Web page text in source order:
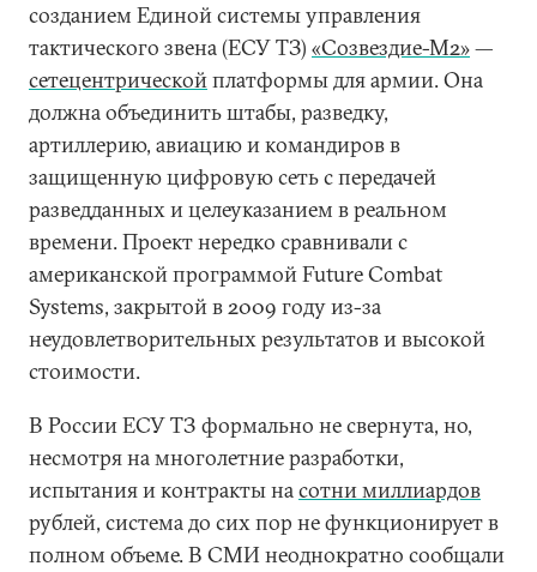
созданием Единой системы управления
тактического звена (ЕСУ ТЗ) «Созвездие-М2»—
сетецентрическойплатформы для армии. Она
должна объединить штабы, разведку,
артиллерию, авиацию и командиров в
защищенную цифровую сеть с передачей
разведданных и целеуказанием в реальном
времени. Проект нередко сравнивали с
американской программой Future Combat
Systems, закрытой в 2009 году из-за
неудовлетворительных результатов и высокой
стоимости.
В России ЕСУ ТЗ формально не свернута, но,
несмотря на многолетние разработки,
испытания и контракты насотни миллиардов
рублей, система до сих пор не функционирует в
полном объеме. В СМИ неоднократно сообщали